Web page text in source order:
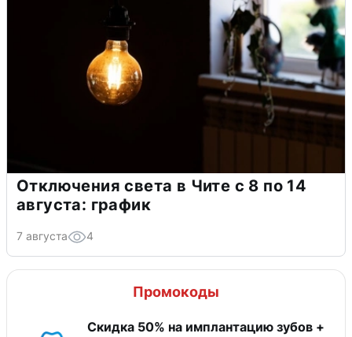
Отключения света в Чите с 8 по 14
августа: график
7 августа 4
Промокоды
Скидка 50% на имплантацию зубов +